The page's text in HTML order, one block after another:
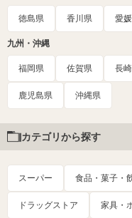
徳島県 香川県 愛
九州・沖縄
福岡県 佐賀県 長
鹿児島県 沖縄県
カテゴリから探す
スーパー 食品・菓子・
ドラッグストア 家具・